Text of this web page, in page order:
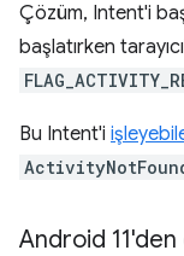
Çözüm, Intent'i
başlatırken
Bu Intent'i
Android